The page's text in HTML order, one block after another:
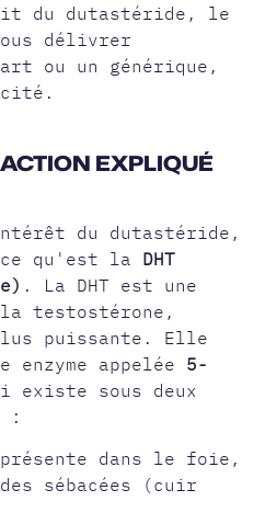
du dutastéride, le
délivrer
ou un générique,
EXPLIQUÉ
du dutastéride,
qu'est la DHT
. La DHT est une
la testostérone,
puissante. Elle
appelée 5-
existe sous deux
:
dans le foie,
sébacées (cuir